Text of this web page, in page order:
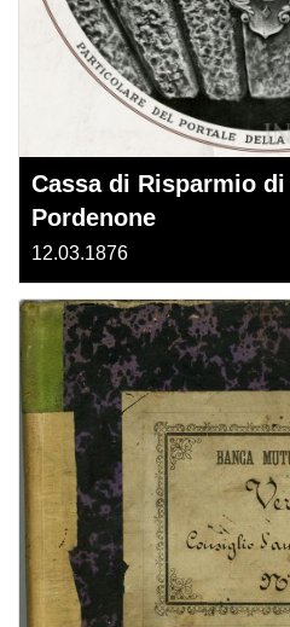
Cassa di Risparmio di
Pordenone
12.03.1876